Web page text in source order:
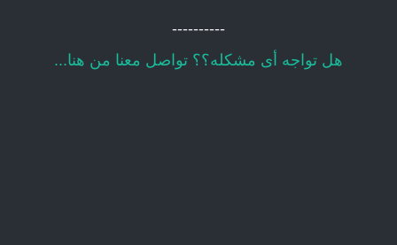
----------
هل تواجه أى مشكله؟؟ تواصل معنا من هنا...